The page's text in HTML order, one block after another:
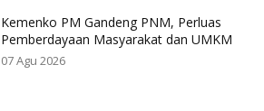
Kemenko PM Gandeng PNM, Perluas
Pemberdayaan Masyarakat dan UMKM
07 Agu 2026